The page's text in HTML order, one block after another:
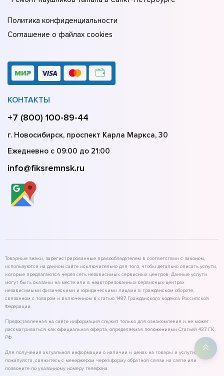
Политика конфиденциальности
Соглашение о файлах cookies
КОНТАКТЫ
+7 (800) 100-89-44
г. Новосибирск, проспект Карла Маркса, 30
Ежедневно с 09:00 до 21:00
info@fiksremnsk.ru
Товарные знаки, зарегистрированные правообладателем в соответствии с законом,
используются на данном сайте исключительно для того, чтобы детально описать услуги,
которые предлагаются через сеть независимых сервисных центров. Данные услуги
могут быть оказаны на месте или в неавторизованных сервисных центрах
независимыми физическими и юридическими лицами в гражданском обороте,
связанном с товаром и включенном в статью 1487 Гражданского кодекса Российской
Федерации.
Предоставленная на сайте информация служит только для ознакомления и не может
рассматриваться как официальная оферта, определяемая положениями Статьей 437 ГК
РФ.
Для получения актуальной информации о наличии и ценах на товары и услуги,
пожалуйста, свяжитесь с менеджером через форму обратной связи на сайте или
позвоните по указанному номеру телефона.